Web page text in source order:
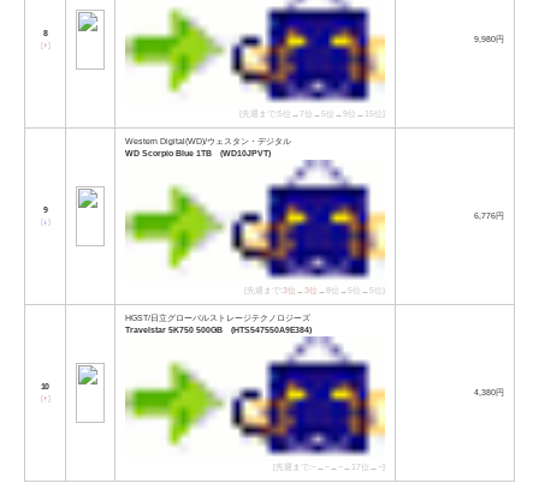
8
[↑]
[先週まで:5位→7位→5位→9位→15位]
9,980円
9
[↓]
Western Digital(WD)/ウェスタン・デジタル
WD Scorpio Blue 1TB (WD10JPVT)
[先週まで:3位 →3位 →8位→5位→5位]
6,776円
10
[↑]
HGST/日立グローバルストレージテクノロジーズ
Travelstar 5K750 500GB (HTS547550A9E384)
[先週まで:−→−→−→17位→−]
4,380円